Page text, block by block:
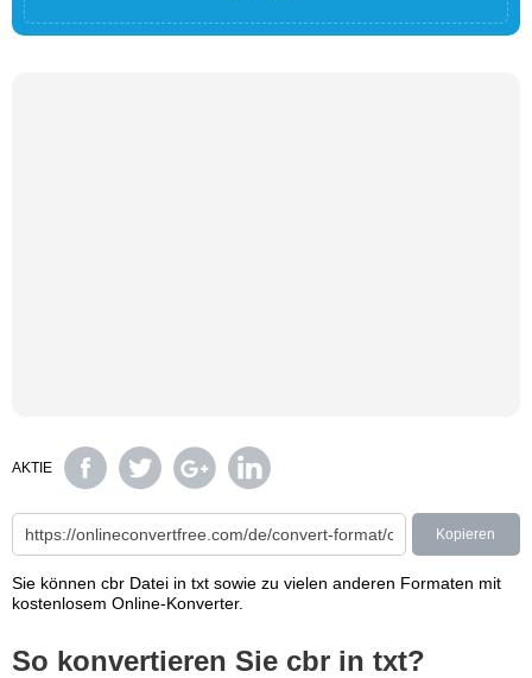
AKTIE
Kopieren
Sie können cbr Datei in txt sowie zu vielen anderen Formaten mit
kostenlosem Online-Konverter.
So konvertieren Sie cbr in txt?